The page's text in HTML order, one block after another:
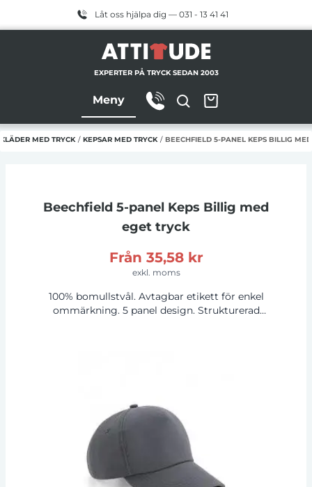
Låt oss hjälpa dig — 031 - 13 41 41
EXPERTER PÅ TRYCK SEDAN 2003
Meny
KLÄDER MED TRYCK / KEPSAR MED TRYCK / BEECHFIELD 5-PANEL KEPS BILLIG
Beechfield 5-panel Keps Billig med
eget tryck
Från 35,58 kr
exkl. moms
100% bomullstvål. Avtagbar etikett för enkel
ommärkning. 5 panel design. Strukturerad